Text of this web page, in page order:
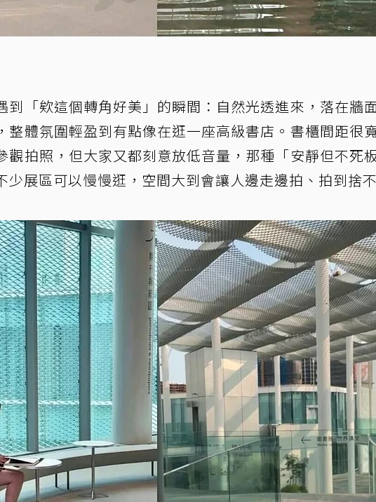
到「欸這個轉角好美」的瞬間：自然光透進來，落在牆
整體氛圍輕盈到有點像在逛一座高級書店。書櫃間距很
觀拍照，但大家又都刻意放低音量，那種「安靜但不死
少展區可以慢慢逛，空間大到會讓人邊走邊拍、拍到捨